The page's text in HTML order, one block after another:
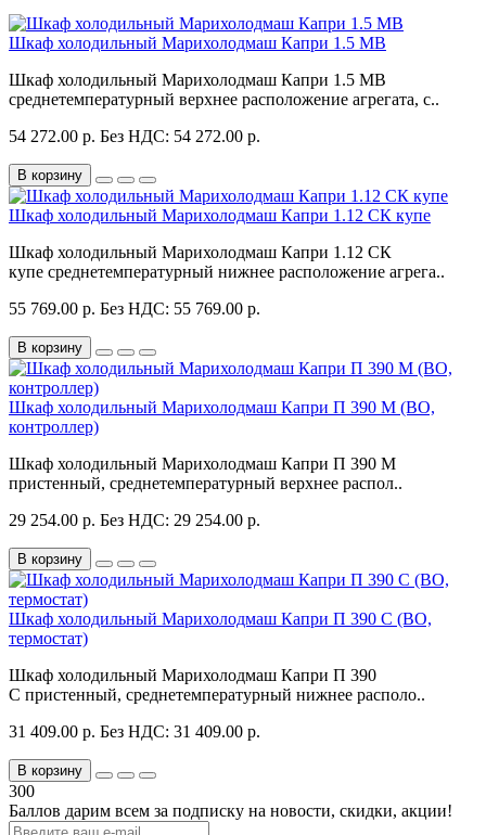
Шкаф холодильный Марихолодмаш Капри 1.5 МВ
Шкаф холодильный Марихолодмаш Капри 1.5 МВ
среднетемпературный верхнее расположение агрегата, с..
54 272.00 р. Без НДС: 54 272.00 р.
В корзину
Шкаф холодильный Марихолодмаш Капри 1.12 СК купе
Шкаф холодильный Марихолодмаш Капри 1.12 СК
купе среднетемпературный нижнее расположение агрега..
55 769.00 р. Без НДС: 55 769.00 р.
В корзину
Шкаф холодильный Марихолодмаш Капри П 390 М (ВО,
контроллер)
Шкаф холодильный Марихолодмаш Капри П 390 М
пристенный, среднетемпературный верхнее распол..
29 254.00 р. Без НДС: 29 254.00 р.
В корзину
Шкаф холодильный Марихолодмаш Капри П 390 С (ВО,
термостат)
Шкаф холодильный Марихолодмаш Капри П 390
С пристенный, среднетемпературный нижнее располо..
31 409.00 р. Без НДС: 31 409.00 р.
В корзину
300
Баллов дарим всем за подписку на новости, скидки, акции!